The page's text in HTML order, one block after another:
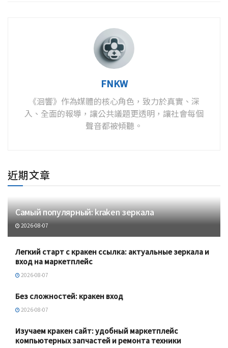
FNKW
《洄響》作為媒體的核心角色，致力於真實、深
入、全面的報導，讓公共議題更透明，讓社會每個
聲音都被傾聽。
近期文章
Самый популярный: kraken зеркала
2026-08-07
Легкий старт с кракен ссылка: актуальные зеркала и
вход на маркетплейс
2026-08-07
Без сложностей: кракен вход
2026-08-07
Изучаем кракен сайт: удобный маркетплейс
компьютерных запчастей и ремонта техники